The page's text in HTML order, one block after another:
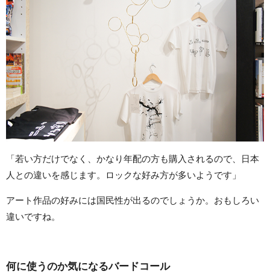
「若い方だけでなく、かなり年配の方も購入されるので、日本
人との違いを感じます。ロックな好み方が多いようです」
アート作品の好みには国民性が出るのでしょうか。おもしろい
違いですね。
何に使うのか気になるバードコール